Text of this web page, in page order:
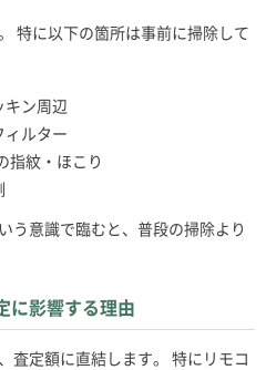
特に以下の箇所は事前に掃除して
キン周辺
ィルター
指紋・ほこり
う意識で臨むと、普段の掃除より
に影響する理由
査定額に直結します。 特にリモコ